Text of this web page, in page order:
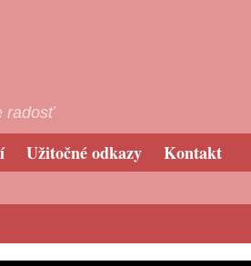
radosť
Užitočné odkazy Kontakt